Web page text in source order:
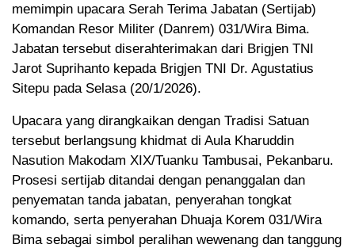
memimpin upacara Serah Terima Jabatan (Sertijab)
Komandan Resor Militer (Danrem) 031/Wira Bima.
Jabatan tersebut diserahterimakan dari Brigjen TNI
Jarot Suprihanto kepada Brigjen TNI Dr. Agustatius
Sitepu pada Selasa (20/1/2026).
Upacara yang dirangkaikan dengan Tradisi Satuan
tersebut berlangsung khidmat di Aula Kharuddin
Nasution Makodam XIX/Tuanku Tambusai, Pekanbaru.
Prosesi sertijab ditandai dengan penanggalan dan
penyematan tanda jabatan, penyerahan tongkat
komando, serta penyerahan Dhuaja Korem 031/Wira
Bima sebagai simbol peralihan wewenang dan tanggung